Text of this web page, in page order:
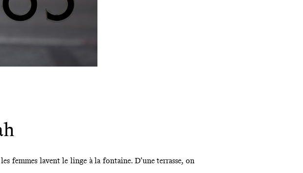
femmes lavent le linge à la fontaine. D’une terrasse, on